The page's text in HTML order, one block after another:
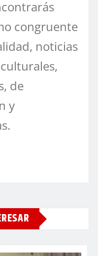
congruente
noticias
de
y